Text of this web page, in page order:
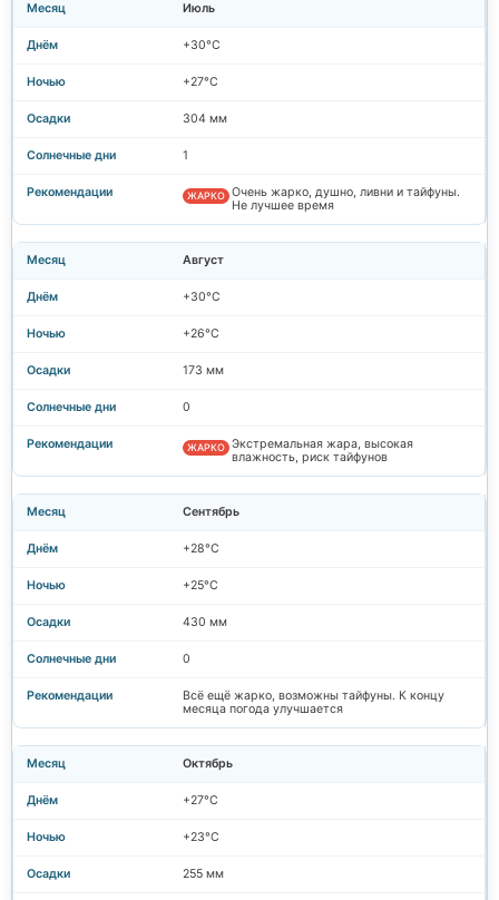
Июль
+30°C
+27°C
304 мм
1
ЖАРКО Очень жарко, душно, ливни и тайфуны.
Не лучшее время
Август
+30°C
+26°C
173 мм
0
ЖАРКО Экстремальная жара, высокая
влажность, риск тайфунов
Сентябрь
+28°C
+25°C
430 мм
0
Всё ещё жарко, возможны тайфуны. К концу
месяца погода улучшается
Октябрь
+27°C
+23°C
255 мм